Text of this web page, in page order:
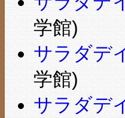
学館)
サラダデ
学館)
サラダデ